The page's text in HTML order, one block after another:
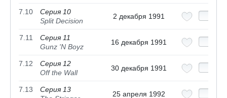
7.10
Серия 10
Split Decision
2 декабря 1991
7.11
Серия 11
Gunz 'N Boyz
16 декабря 1991
7.12
Серия 12
Off the Wall
30 декабря 1991
7.13
Серия 13
25 апреля 1992